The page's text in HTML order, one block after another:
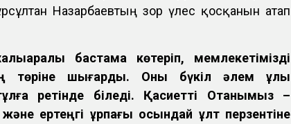
Назарбаевтың зор үлес қосқанын атап
бастама көтеріп, мемлекетімізді
төріне шығарды. Оны бүкіл әлем ұлы
ретінде біледі. Қасиетті Отанымыз –
және ертеңгі ұрпағы осындай ұлт перзентіне